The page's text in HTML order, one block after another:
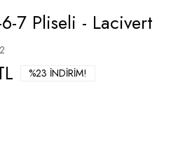
7 Pliseli - Lacivert
%23 İNDIRIM!